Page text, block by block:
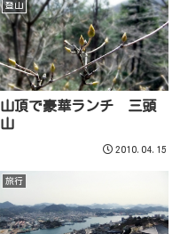
登山
山頂で豪華ランチ 三頭
山
2010.04.15
旅行